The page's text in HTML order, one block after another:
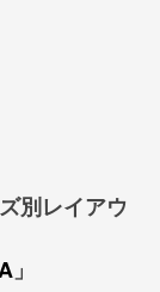
別レイアウ
」